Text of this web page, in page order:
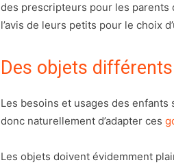
des prescripteurs pour les parents
l’avis de leurs petits pour le choix
Des objets
Les besoins et usages des
donc naturellement d’adapter ces
Les objets doivent évidemment